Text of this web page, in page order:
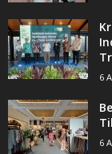
6
6